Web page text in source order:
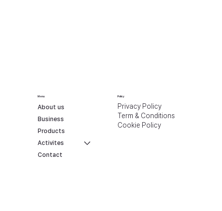
Menu
About us
Business
Products
Activites
Contact
Policy
Privacy Policy
Term & Conditions
Cookie Policy